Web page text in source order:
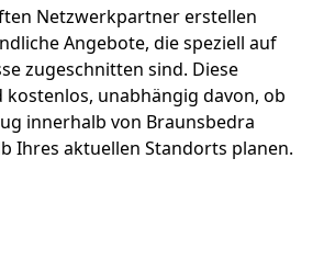
Netzwerkpartner erstellen
Angebote, die speziell auf
zugeschnitten sind. Diese
kostenlos, unabhängig davon, ob
innerhalb von Braunsbedra
Ihres aktuellen Standorts planen.